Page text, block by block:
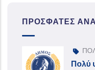
ΠΡΌΣΦΑΤΕΣ
Πολύ